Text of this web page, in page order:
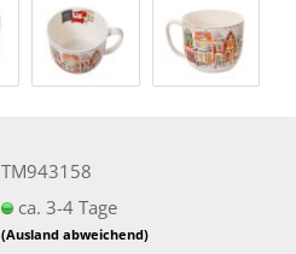
TM943158
ca. 3-4 Tage
(Ausland abweichend)